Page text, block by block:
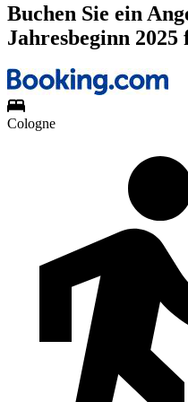
Buchen Sie ein
Jahresbeginn
Cologne